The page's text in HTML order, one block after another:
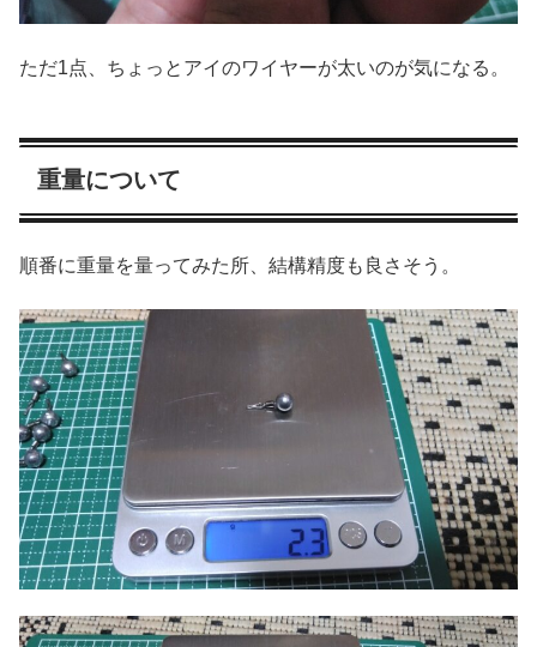
ただ1点、ちょっとアイのワイヤーが太いのが気になる。
重量について
順番に重量を量ってみた所、結構精度も良さそう。